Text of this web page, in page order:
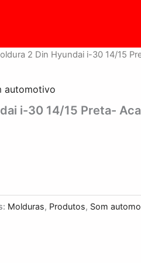
2 Din Hyundai i-30 14/15
automotivo
i-30 14/15 Preta-
Molduras, Produtos, Som